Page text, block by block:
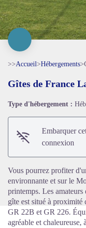
>>Accueil>Hébergements>
Gîtes de France
Type d'hébergement :
Embarquer
connexion
Vous pourrez profiter
environnante et sur le
printemps. Les amateurs
gîte est situé à proximité
GR 22B et GR 226.
agréable et